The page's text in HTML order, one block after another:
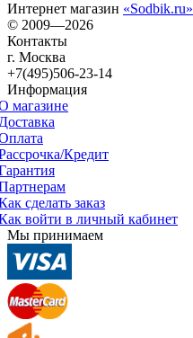
Интернет магазин «Sodbik.ru»
© 2009—2026
Контакты
г. Москва
+7(495)506-23-14
Информация
магазине
Кредит
сделать заказ
войти в личный кабинет
Мы принимаем